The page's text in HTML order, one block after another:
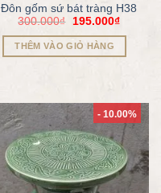
Đôn gốm sứ bát tràng H38
300.000₫ 195.000₫
THÊM VÀO GIỎ HÀNG
- 10.00%